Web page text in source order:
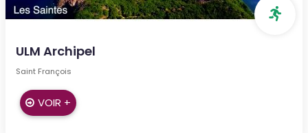
ULM Archipel
Saint François
VOIR +